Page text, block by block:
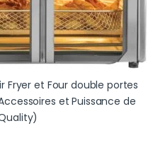
Fryer et Four double portes
et Puissance de